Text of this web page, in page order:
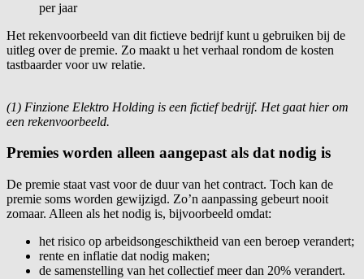
per jaar
Het rekenvoorbeeld van dit fictieve bedrijf kunt u gebruiken bij de
uitleg over de premie. Zo maakt u het verhaal rondom de kosten
tastbaarder voor uw relatie.
(1) Finzione Elektro Holding is een fictief bedrijf. Het gaat hier om
een rekenvoorbeeld.
Premies worden alleen aangepast als dat nodig is
De premie staat vast voor de duur van het contract. Toch kan de
premie soms worden gewijzigd. Zo’n aanpassing gebeurt nooit
zomaar. Alleen als het nodig is, bijvoorbeeld omdat:
het risico op arbeidsongeschiktheid van een beroep verandert;
rente en inflatie dat nodig maken;
de samenstelling van het collectief meer dan 20% verandert.